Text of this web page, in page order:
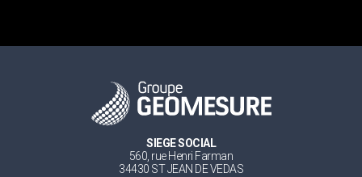
SIEGE SOCIAL
560, rue Henri Farman
34430 ST JEAN DE VEDAS